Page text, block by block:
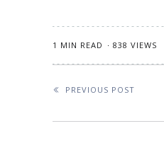
1 MIN READ 838 VIEWS
PREVIOUS POST